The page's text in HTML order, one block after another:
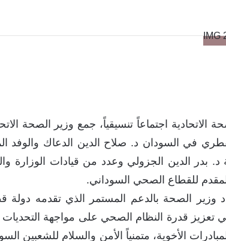
الاتحادية اجتماعاً تنسيقياً، جمع وزير الصحة
في السودان د. صلاح الدين الدعاك والوفد
د. بدر الدين الجزولي وعدد من قيادات الوزارة
للقطاع الصحي السوداني.
وزير الصحة بالدعم المستمر الذي تقدمه دولة
تعزيز قدرة النظام الصحي على مواجهة
الأخوية، متمنياً الأمن والسلام